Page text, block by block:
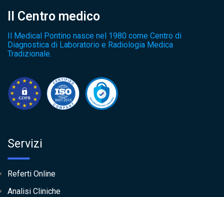
Il Centro medico
Il Medical Pontino nasce nel 1980 come Centro di
Diagnostica di Laboratorio e Radiologia Medica
Tradizionale.
Servizi
Referti Online
Analisi Cliniche